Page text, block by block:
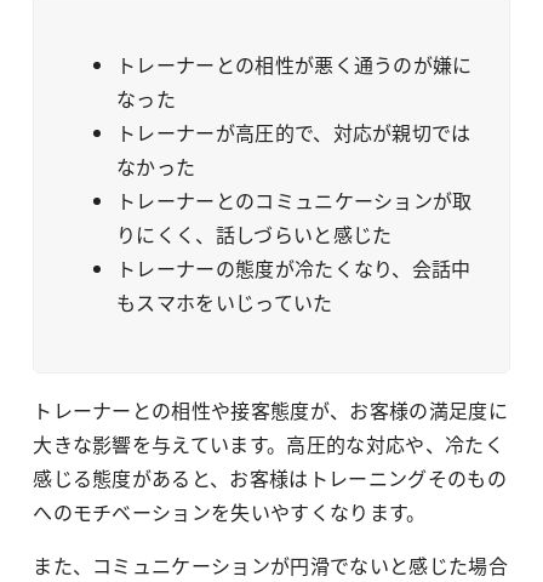
トレーナーとの相性が悪く通うのが嫌に
なった
トレーナーが高圧的で、対応が親切では
なかった
トレーナーとのコミュニケーションが取
りにくく、話しづらいと感じた
トレーナーの態度が冷たくなり、会話中
もスマホをいじっていた
トレーナーとの相性や接客態度が、お客様の満足度に
大きな影響を与えています。高圧的な対応や、冷たく
感じる態度があると、お客様はトレーニングそのもの
へのモチベーションを失いやすくなります。
また、コミュニケーションが円滑でないと感じた場合